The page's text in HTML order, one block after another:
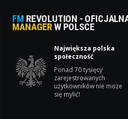
FM REVOLUTION -
MANAGERW POLSCE
Największa polska
społeczność
Ponad 70 tysięcy
zarejestrowanych
użytkowników nie może
się mylić!